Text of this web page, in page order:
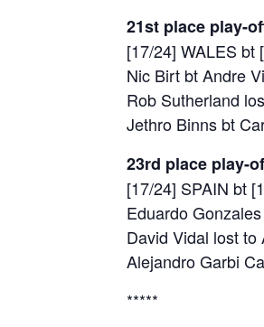
21st place play-
[17/24] WALES bt
Nic Birt bt Andre
Rob Sutherland
Jethro Binns bt
23rd place play-
[17/24] SPAIN bt
Eduardo
David Vidal lost
Alejandro Garbi
*****